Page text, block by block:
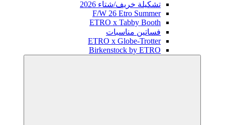
تشكيلة خريف/شتاء 2026
F/W 26 Etro Summer
ETRO x Tabby Booth
فساتين مناسبات
ETRO x Globe-Trotter
Birkenstock by ETRO